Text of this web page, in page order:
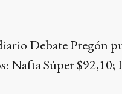
Debate Pregón
Nafta Súper